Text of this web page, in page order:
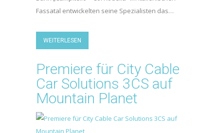
Fassatal entwickelten seine Spezialisten das…
WEITERLESEN
Premiere für City Cable
Car Solutions 3CS auf
Mountain Planet